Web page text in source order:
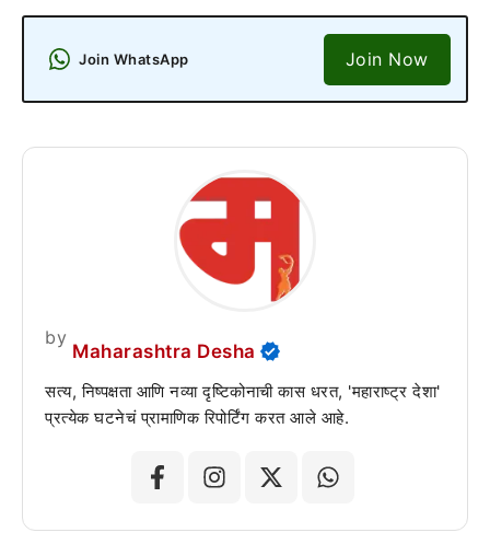
Join WhatsApp Join Now
by
Maharashtra Desha
सत्य, निष्पक्षता आणि नव्या दृष्टिकोनाची कास धरत, 'महाराष्ट्र देशा'
प्रत्येक घटनेचं प्रामाणिक रिपोर्टिंग करत आले आहे.